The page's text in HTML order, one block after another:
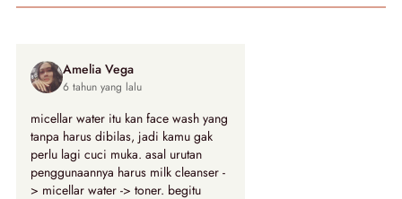
Amelia Vega
6 tahun yang lalu
micellar water itu kan face wash yang
tanpa harus dibilas, jadi kamu gak
perlu lagi cuci muka. asal urutan
penggunaannya harus milk cleanser -
> micellar water -> toner. begitu